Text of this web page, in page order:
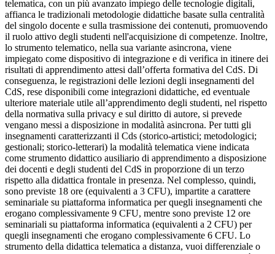
telematica, con un più avanzato impiego delle tecnologie digitali,
affianca le tradizionali metodologie didattiche basate sulla centralità
del singolo docente e sulla trasmissione dei contenuti, promuovendo
il ruolo attivo degli studenti nell'acquisizione di competenze. Inoltre,
lo strumento telematico, nella sua variante asincrona, viene
impiegato come dispositivo di integrazione e di verifica in itinere dei
risultati di apprendimento attesi dall’offerta formativa del CdS. Di
conseguenza, le registrazioni delle lezioni degli insegnamenti del
CdS, rese disponibili come integrazioni didattiche, ed eventuale
ulteriore materiale utile all’apprendimento degli studenti, nel rispetto
della normativa sulla privacy e sul diritto di autore, si prevede
vengano messi a disposizione in modalità asincrona. Per tutti gli
insegnamenti caratterizzanti il Cds (storico-artistici; metodologici;
gestionali; storico-letterari) la modalità telematica viene indicata
come strumento didattico ausiliario di apprendimento a disposizione
dei docenti e degli studenti del CdS in proporzione di un terzo
rispetto alla didattica frontale in presenza. Nel complesso, quindi,
sono previste 18 ore (equivalenti a 3 CFU), impartite a carattere
seminariale su piattaforma informatica per quegli insegnamenti che
erogano complessivamente 9 CFU, mentre sono previste 12 ore
seminariali su piattaforma informatica (equivalenti a 2 CFU) per
quegli insegnamenti che erogano complessivamente 6 CFU. Lo
strumento della didattica telematica a distanza, vuoi differenziale o